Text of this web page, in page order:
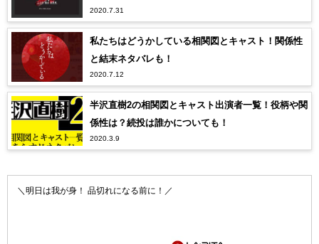
2020.7.31
私たちはどうかしている相関図とキャスト！関係性
と結末ネタバレも！
2020.7.12
半沢直樹2の相関図とキャスト出演者一覧！役柄や関
係性は？続投は誰かについても！
2020.3.9
＼明日は我が身！ 品切れになる前に！／